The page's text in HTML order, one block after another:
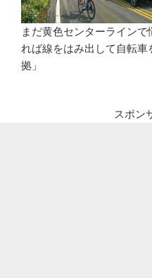
まだ黄色センターライン
れば線をはみ出して自転
拠」
スポン